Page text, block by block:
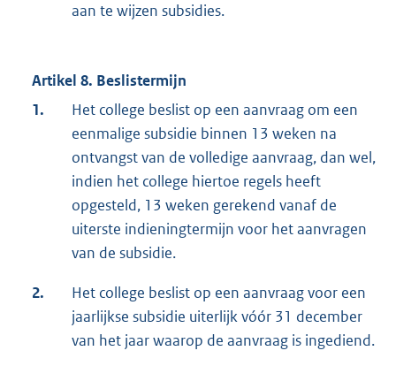
aan te wijzen subsidies.
Artikel 8. Beslistermijn
1.
Het college beslist op een aanvraag om een
eenmalige subsidie binnen 13 weken na
ontvangst van de volledige aanvraag, dan wel,
indien het college hiertoe regels heeft
opgesteld, 13 weken gerekend vanaf de
uiterste indieningtermijn voor het aanvragen
van de subsidie.
2.
Het college beslist op een aanvraag voor een
jaarlijkse subsidie uiterlijk vóór 31 december
van het jaar waarop de aanvraag is ingediend.